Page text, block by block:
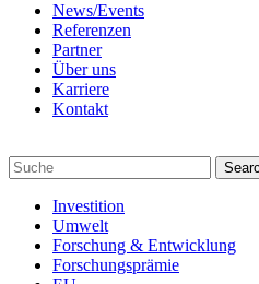
News/Events
Referenzen
Partner
Über uns
Karriere
Kontakt
Investition
Umwelt
Forschung & Entwicklung
Forschungsprämie